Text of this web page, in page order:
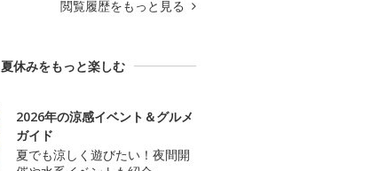
閲覧履歴をもっと見る
夏休みをもっと楽しむ
2026年の涼感イベント＆グルメ
ガイド
夏でも涼しく遊びたい！夜間開